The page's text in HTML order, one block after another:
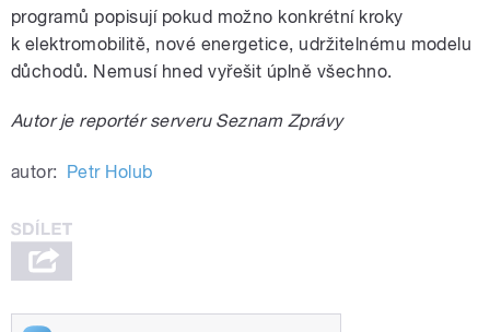
programů popisují pokud možno konkrétní kroky
k elektromobilitě, nové energetice, udržitelnému modelu
důchodů. Nemusí hned vyřešit úplně všechno.
Autor je reportér serveru Seznam Zprávy
autor: Petr Holub